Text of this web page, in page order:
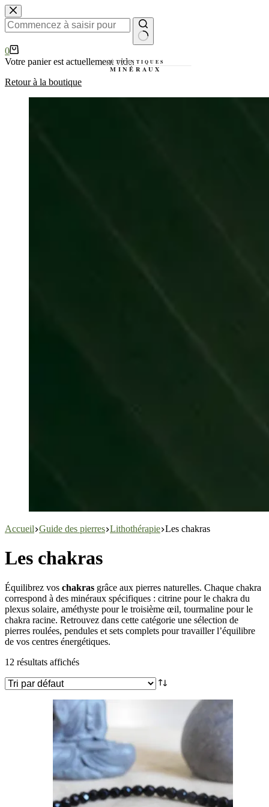
Passer
au
contenu
Aucun
résultat
Panier
d’achat
0
Votre panier est actuellement vide.
Retour à la boutique
Accueil Guide des pierres Lithothérapie Les chakras
Les chakras
Équilibrez vos chakras grâce aux pierres naturelles. Chaque chakra
correspond à des minéraux spécifiques : citrine pour le chakra du
plexus solaire, améthyste pour le troisième œil, tourmaline pour le
chakra racine. Retrouvez dans cette catégorie une sélection de
pierres roulées, pendules et sets complets pour travailler l’équilibre
de vos centres énergétiques.
12 résultats affichés